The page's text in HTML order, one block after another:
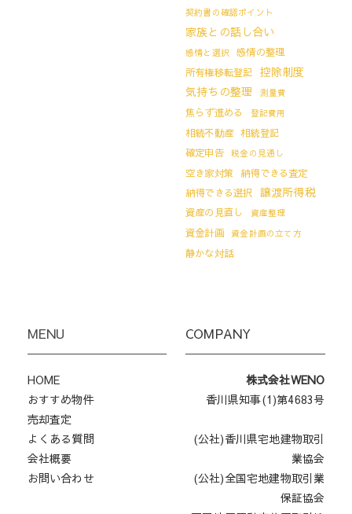
契約書の確認ポイント
家族との話し合い
感情と選択
感情の整理
所有権移転登記 控除制度
気持ちの整理
測量費
焦らず進める 登記費用
相続不動産 相続登記
確定申告
税金の見通し
空き家対策
納得できる査定
納得できる選択 譲渡所得税
資産の見直し 資産整理
資金計画 資金計画の立て方
静かな対話
MENU
HOME
おすすめ物件
売却査定
よくある質問
会社概要
お問い合わせ
COMPANY
株式会社WENO
香川県知事(1)第4683号
(公社)香川県宅地建物取引
業協会
(公社)全国宅地建物取引業
保証協会